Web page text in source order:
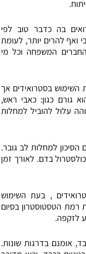
בה כדבר טוב לפי
ואף להרים יותר, לעומת
המשפחה וכל מי
בסטרואידים אך
גורם כגון: כאבי ראש,
עלול להוביל למחלות
למחלות לב גובר.
בדם. לאורך זמן
, בעת השימוש
רמת הטסטוסטרון בסיום
לזקפה.
אומנם בדרגות שונות.